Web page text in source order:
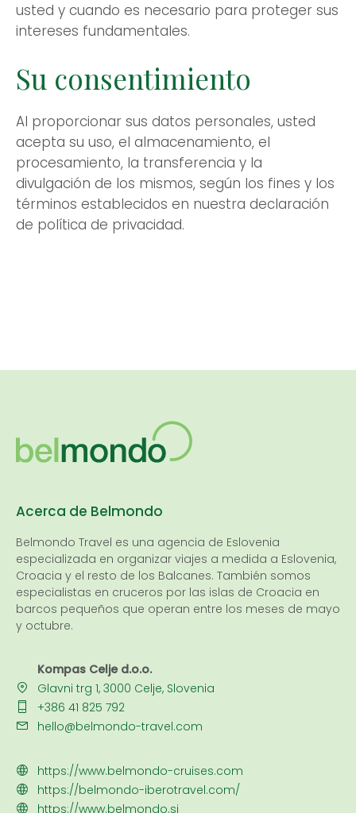
usted y cuando es necesario para proteger sus
intereses fundamentales.
Su consentimiento
Al proporcionar sus datos personales, usted
acepta su uso, el almacenamiento, el
procesamiento, la transferencia y la
divulgación de los mismos, según los fines y los
términos establecidos en nuestra declaración
de política de privacidad.
Acerca de Belmondo
Belmondo Travel es una agencia de Eslovenia
especializada en organizar viajes a medida a Eslovenia,
Croacia y el resto de los Balcanes. También somos
especialistas en cruceros por las islas de Croacia en
barcos pequeños que operan entre los meses de mayo
y octubre.
Kompas Celje d.o.o.
Glavni trg 1, 3000 Celje, Slovenia
+386 41 825 792
hello@belmondo-travel.com
https://www.belmondo-cruises.com
https://belmondo-iberotravel.com/
https://www.belmondo.si